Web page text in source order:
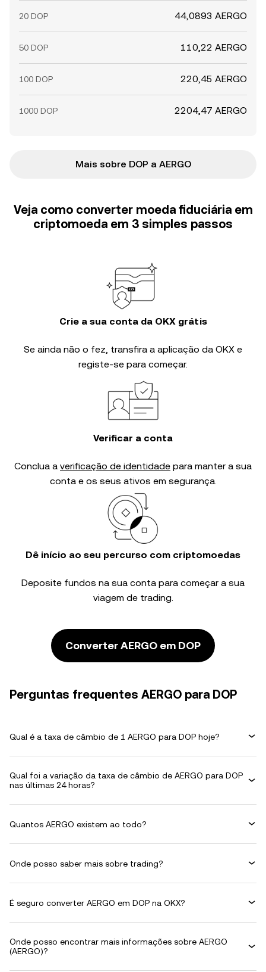
20 DOP 44,0893 AERGO
50 DOP 110,22 AERGO
100 DOP 220,45 AERGO
1000 DOP 2204,47 AERGO
Mais sobre DOP a AERGO
Veja como converter moeda fiduciária em
criptomoeda em 3 simples passos
Crie a sua conta da OKX grátis
Se ainda não o fez, transfira a aplicação da OKX e
registe-se para começar.
Verificar a conta
Conclua a verificação de identidade para manter a sua
conta e os seus ativos em segurança.
Dê início ao seu percurso com criptomoedas
Deposite fundos na sua conta para começar a sua
viagem de trading.
Converter AERGO em DOP
Perguntas frequentes AERGO para DOP
Qual é a taxa de câmbio de 1 AERGO para DOP hoje?
Qual foi a variação da taxa de câmbio de AERGO para DOP
nas últimas 24 horas?
Quantos AERGO existem ao todo?
Onde posso saber mais sobre trading?
É seguro converter AERGO em DOP na OKX?
Onde posso encontrar mais informações sobre AERGO
(AERGO)?